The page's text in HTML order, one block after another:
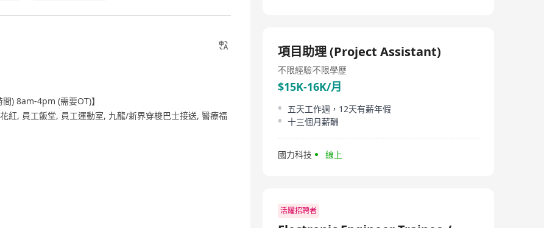
) 8am-4pm (需要OT)】
紅, 員工飯堂, 員工運動室, 九龍/新界穿梭巴士接送, 醫療福
項目助理 (Project Assistant)
不限經驗不限學歷
$15K-16K/月
五天工作週，12天有薪年假
十三個月薪酬
國力科技 線上
活躍招聘者